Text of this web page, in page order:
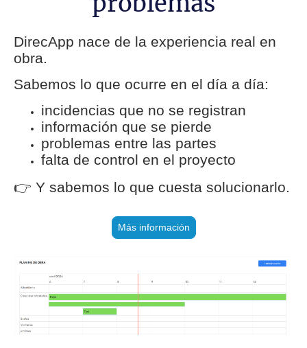
DirecApp nace de la experiencia real en
obra.
Sabemos lo que ocurre en el día a día:
incidencias que no se registran
información que se pierde
problemas entre las partes
falta de control en el proyecto
👉 Y sabemos lo que cuesta solucionarlo.
Más información